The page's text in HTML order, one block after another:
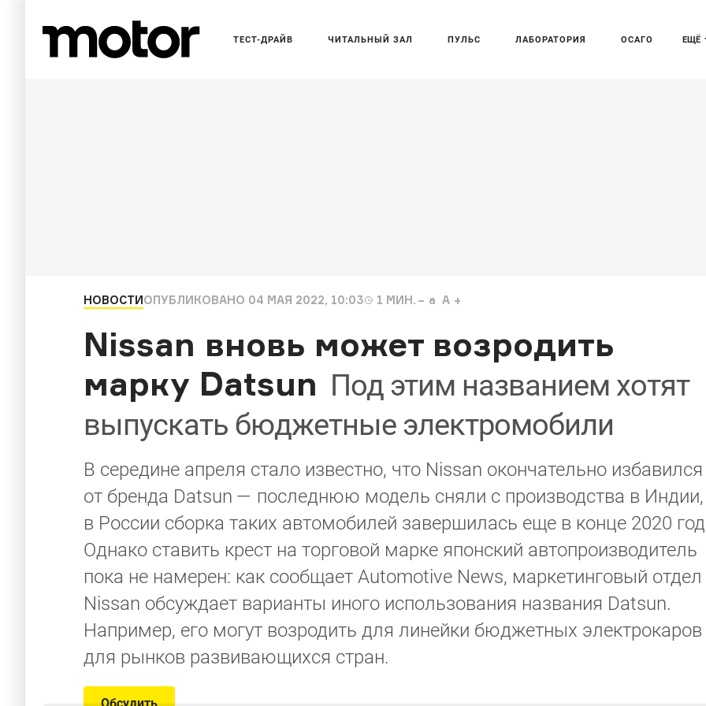
ЕЩЁ
ТЕСТ-ДРАЙВ ЧИТАЛЬНЫЙ ЗАЛ ПУЛЬС ЛАБОРАТОРИЯ ОСАГО
НОВОСТИОПУБЛИКОВАНО 04 МАЯ 2022, 10:03 1 МИН. a A
Nissan вновь может возродить
марку Datsun Под этим названием хотят
выпускать бюджетные электромобили
В середине апреля стало известно, что Nissan окончательно избавился
от бренда Datsun — последнюю модель сняли с производства в
в России сборка таких автомобилей завершилась еще в конце 2020
Однако ставить крест на торговой марке японский автопроизводитель
пока не намерен: как сообщает Automotive News, маркетинговый отдел
Nissan обсуждает варианты иного использования названия Datsun.
Например, его могут возродить для линейки бюджетных электрокаров
для рынков развивающихся стран.